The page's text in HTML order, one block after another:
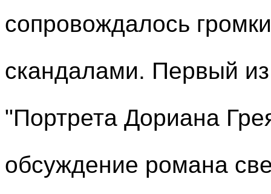
сопровождалось
скандалами. Первый
"Портрета Дориана
обсуждение романа